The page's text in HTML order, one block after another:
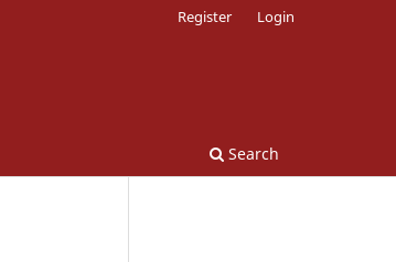
Search
Register Login